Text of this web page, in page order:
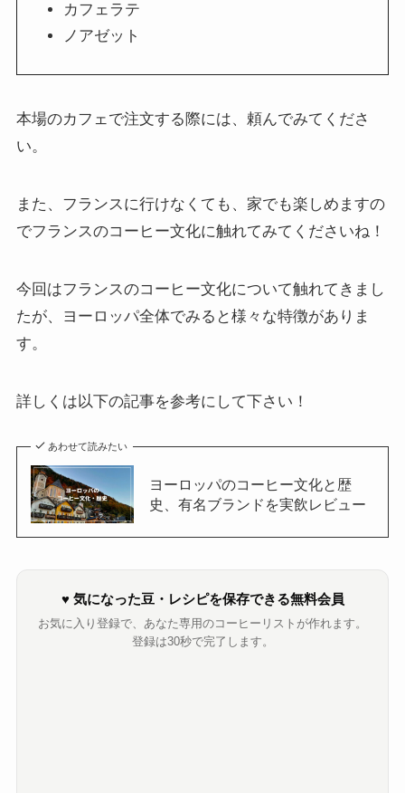
カフェラテ
ノアゼット
本場のカフェで注文する際には、頼んでみてくださ
い。
また、フランスに行けなくても、家でも楽しめますの
でフランスのコーヒー文化に触れてみてくださいね！
今回はフランスのコーヒー文化について触れてきまし
たが、ヨーロッパ全体でみると様々な特徴がありま
す。
詳しくは以下の記事を参考にして下さい！
あわせて読みたい
ヨーロッパのコーヒー文化と歴
史、有名ブランドを実飲レビュー
♥気になった豆・レシピを保存できる無料会員
お気に入り登録で、あなた専用のコーヒーリストが作れます。
登録は30秒で完了します。